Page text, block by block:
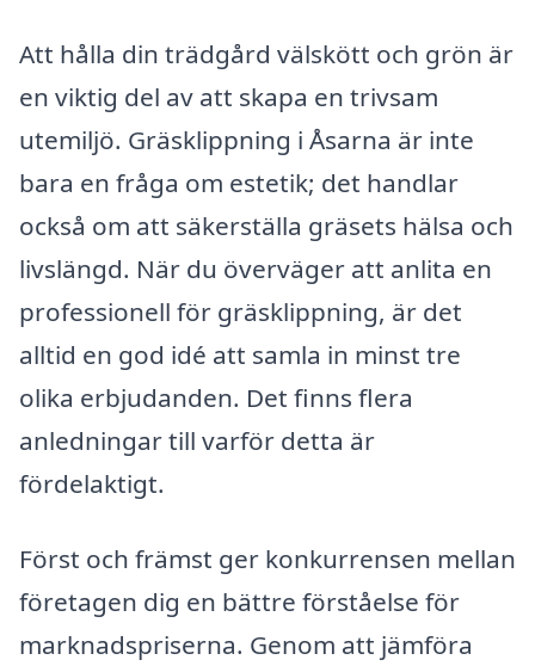
Att hålla din trädgård välskött och grön är
en viktig del av att skapa en trivsam
utemiljö. Gräsklippning i Åsarna är inte
bara en fråga om estetik; det handlar
också om att säkerställa gräsets hälsa och
livslängd. När du överväger att anlita en
professionell för gräsklippning, är det
alltid en god idé att samla in minst tre
olika erbjudanden. Det finns flera
anledningar till varför detta är
fördelaktigt.
Först och främst ger konkurrensen mellan
företagen dig en bättre förståelse för
marknadspriserna. Genom att jämföra